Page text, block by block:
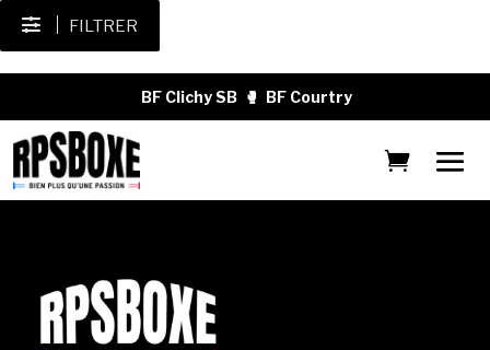
FILTRER
BF Clichy SB 🥊 BF Courtry